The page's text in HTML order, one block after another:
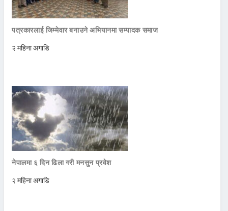
पत्रकारलाई जिम्मेवार बनाउने अभियानमा सम्पादक समाज
२ महिना अगाडि
नेपालमा ६ दिन ढिला गरी मनसुन प्रवेश
२ महिना अगाडि